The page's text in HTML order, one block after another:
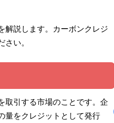
解説します。カーボンクレジ
い。
取引する市場のことです。企
量をクレジットとして発行